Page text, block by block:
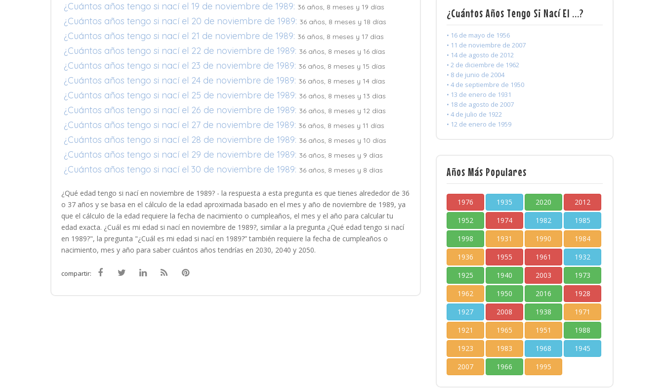
¿Cuántos años tengo si nací el 19 de noviembre de 1989: 36 años, 8 meses y 19 días
¿Cuántos años tengo si nací el 20 de noviembre de 1989: 36 años, 8 meses y 18 días
¿Cuántos años tengo si nací el 21 de noviembre de 1989: 36 años, 8 meses y 17 días
¿Cuántos años tengo si nací el 22 de noviembre de 1989: 36 años, 8 meses y 16 días
¿Cuántos años tengo si nací el 23 de noviembre de 1989: 36 años, 8 meses y 15 días
¿Cuántos años tengo si nací el 24 de noviembre de 1989: 36 años, 8 meses y 14 días
¿Cuántos años tengo si nací el 25 de noviembre de 1989: 36 años, 8 meses y 13 días
¿Cuántos años tengo si nací el 26 de noviembre de 1989: 36 años, 8 meses y 12 días
¿Cuántos años tengo si nací el 27 de noviembre de 1989: 36 años, 8 meses y 11 días
¿Cuántos años tengo si nací el 28 de noviembre de 1989: 36 años, 8 meses y 10 días
¿Cuántos años tengo si nací el 29 de noviembre de 1989: 36 años, 8 meses y 9 días
¿Cuántos años tengo si nací el 30 de noviembre de 1989: 36 años, 8 meses y 8 días
¿Qué edad tengo si nací en noviembre de 1989? - la respuesta a esta pregunta es que tienes alrededor de 36
o 37 años y se basa en el cálculo de la edad aproximada basado en el mes y año de noviembre de 1989, ya
que el cálculo de la edad requiere la fecha de nacimiento o cumpleaños, el mes y el año para calcular tu
edad exacta. ¿Cuál es mi edad si nací en noviembre de 1989?, similar a la pregunta ¿Qué edad tengo si nací
en 1989?", la pregunta "¿Cuál es mi edad si nací en 1989?” también requiere la fecha de cumpleaños o
nacimiento, mes y año para saber cuántos años tendrías en 2030, 2040 y 2050.
compartir:
¿Cuántos Años Tengo Si Nací El ...?
• 16 de mayo de 1956
• 11 de noviembre de 2007
• 14 de agosto de 2012
• 2 de diciembre de 1962
• 8 de junio de 2004
• 4 de septiembre de 1950
• 13 de enero de 1931
• 18 de agosto de 2007
• 4 de julio de 1922
• 12 de enero de 1959
Años Más Populares
1976 1935 2020
2012
1952
1974 1982
1985
1998
1931 1990
1984
1936
1955 1961
1932
1925
1940 2003
1973
1962
1950 2016
1928
1927
2008 1938
1971
1921
1965 1951
1988
1923
1983 1968
1945
2007
1966 1995